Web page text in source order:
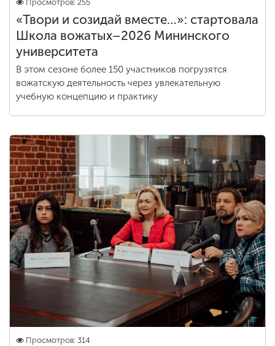
Просмотров: 255
«Твори и созидай вместе…»: стартовала
Школа вожатых–2026 Мининского
университета
В этом сезоне более 150 участников погрузятся
вожатскую деятельность через увлекательную
учебную концепцию и практику
Просмотров: 314